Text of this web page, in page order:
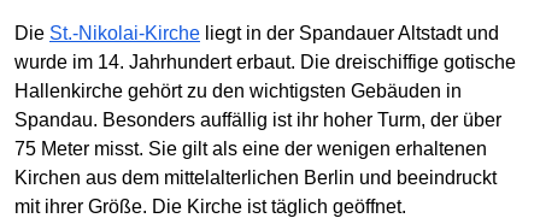
Die St.-Nikolai-Kirche liegt in der Spandauer Altstadt und
wurde im 14. Jahrhundert erbaut. Die dreischiffige gotische
Hallenkirche gehört zu den wichtigsten Gebäuden in
Spandau. Besonders auffällig ist ihr hoher Turm, der über
75 Meter misst. Sie gilt als eine der wenigen erhaltenen
Kirchen aus dem mittelalterlichen Berlin und beeindruckt
mit ihrer Größe. Die Kirche ist täglich geöffnet.